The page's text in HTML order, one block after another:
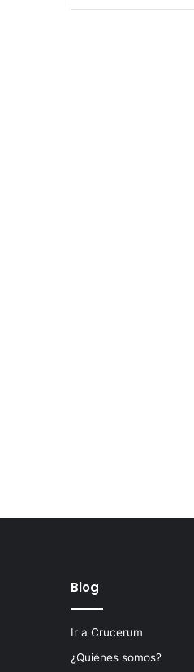
Blog
Ir a Crucerum
¿Quiénes somos?